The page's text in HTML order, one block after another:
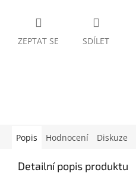
ZEPTAT SE SDÍLET
Popis Hodnocení Diskuze
Detailní popis produktu